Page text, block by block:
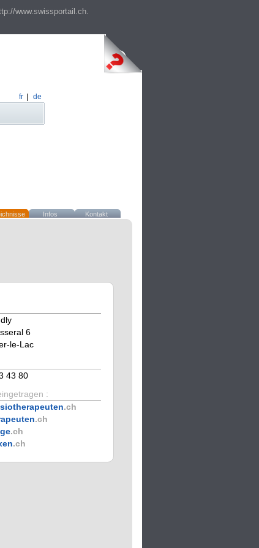
www.swissportail.ch.
fr de
Infos Kontakt
6
le-Lac
43 80
:
.ch
.ch
.ch
.ch